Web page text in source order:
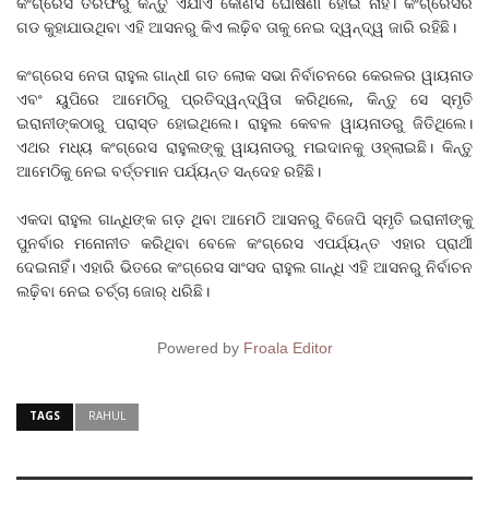
ଗଡ କୁହାଯାଉଥିବା ଏହି ଆସନରୁ କିଏ ଲଢ଼ିବ ତାକୁ ନେଇ ଦ୍ୱନ୍ଦ୍ୱ ଜାରି ରହିଛି।
କଂଗ୍ରେସ ନେତା ରାହୁଲ ଗାନ୍ଧୀ ଗତ ଲୋକ ସଭା ନିର୍ବାଚନରେ କେରଳର ୱାୟନାଡ
ଏବଂ ୟୁପିରେ ଆମେଠିରୁ ପ୍ରତିଦ୍ୱନ୍ଦ୍ୱିତା କରିଥିଲେ, କିନ୍ତୁ ସେ ସ୍ମୃତି
ଇରାନୀଙ୍କଠାରୁ ପରାସ୍ତ ହୋଇଥିଲେ। ରାହୁଲ କେବଳ ୱାୟନାଡରୁ ଜିତିଥିଲେ।
ଏଥର ମଧ୍ୟ କଂଗ୍ରେସ ରାହୁଲଙ୍କୁ ୱାୟନାଡରୁ ମଇଦାନକୁ ଓହ୍ଲାଇଛି। କିନ୍ତୁ
ଆମେଠିକୁ ନେଇ ବର୍ତ୍ତମାନ ପର୍ଯ୍ୟନ୍ତ ସନ୍ଦେହ ରହିଛି।
ଏକଦା ରାହୁଲ ଗାନ୍ଧିଙ୍କ ଗଡ଼ ଥିବା ଆମେଠି ଆସନରୁ ବିଜେପି ସ୍ମୃତି ଇରାନୀଙ୍କୁ
ପୁନର୍ବାର ମନୋନୀତ କରିଥିବା ବେଳେ କଂଗ୍ରେସ ଏପର୍ଯ୍ୟନ୍ତ ଏହାର ପ୍ରାର୍ଥୀ
ଦେଇନାହିଁ। ଏହାରି ଭିତରେ କଂଗ୍ରେସ ସାଂସଦ ରାହୁଲ ଗାନ୍ଧି ଏହି ଆସନରୁ ନିର୍ବାଚନ
ଲଢ଼ିବା ନେଇ ଚର୍ଚ୍ଚା ଜୋର୍‌ ଧରିଛି।
Powered by Froala Editor
TAGS RAHUL